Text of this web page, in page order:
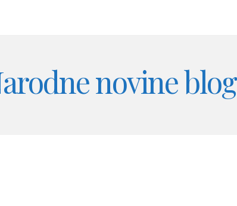
novine blog